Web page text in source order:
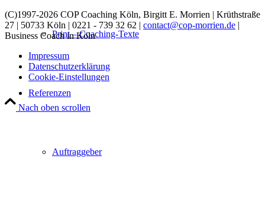
Print – Coaching-Texte
Referenzen
Auftraggeber
(C)1997-2026 COP Coaching Köln, Birgitt E. Morrien | Krüthstraße
27 | 50733 Köln | 0221 - 739 32 62 | contact@cop-morrien.de |
Business Coach in Köln
Impressum
Datenschutzerklärung
Cookie-Einstellungen
Nach oben scrollen